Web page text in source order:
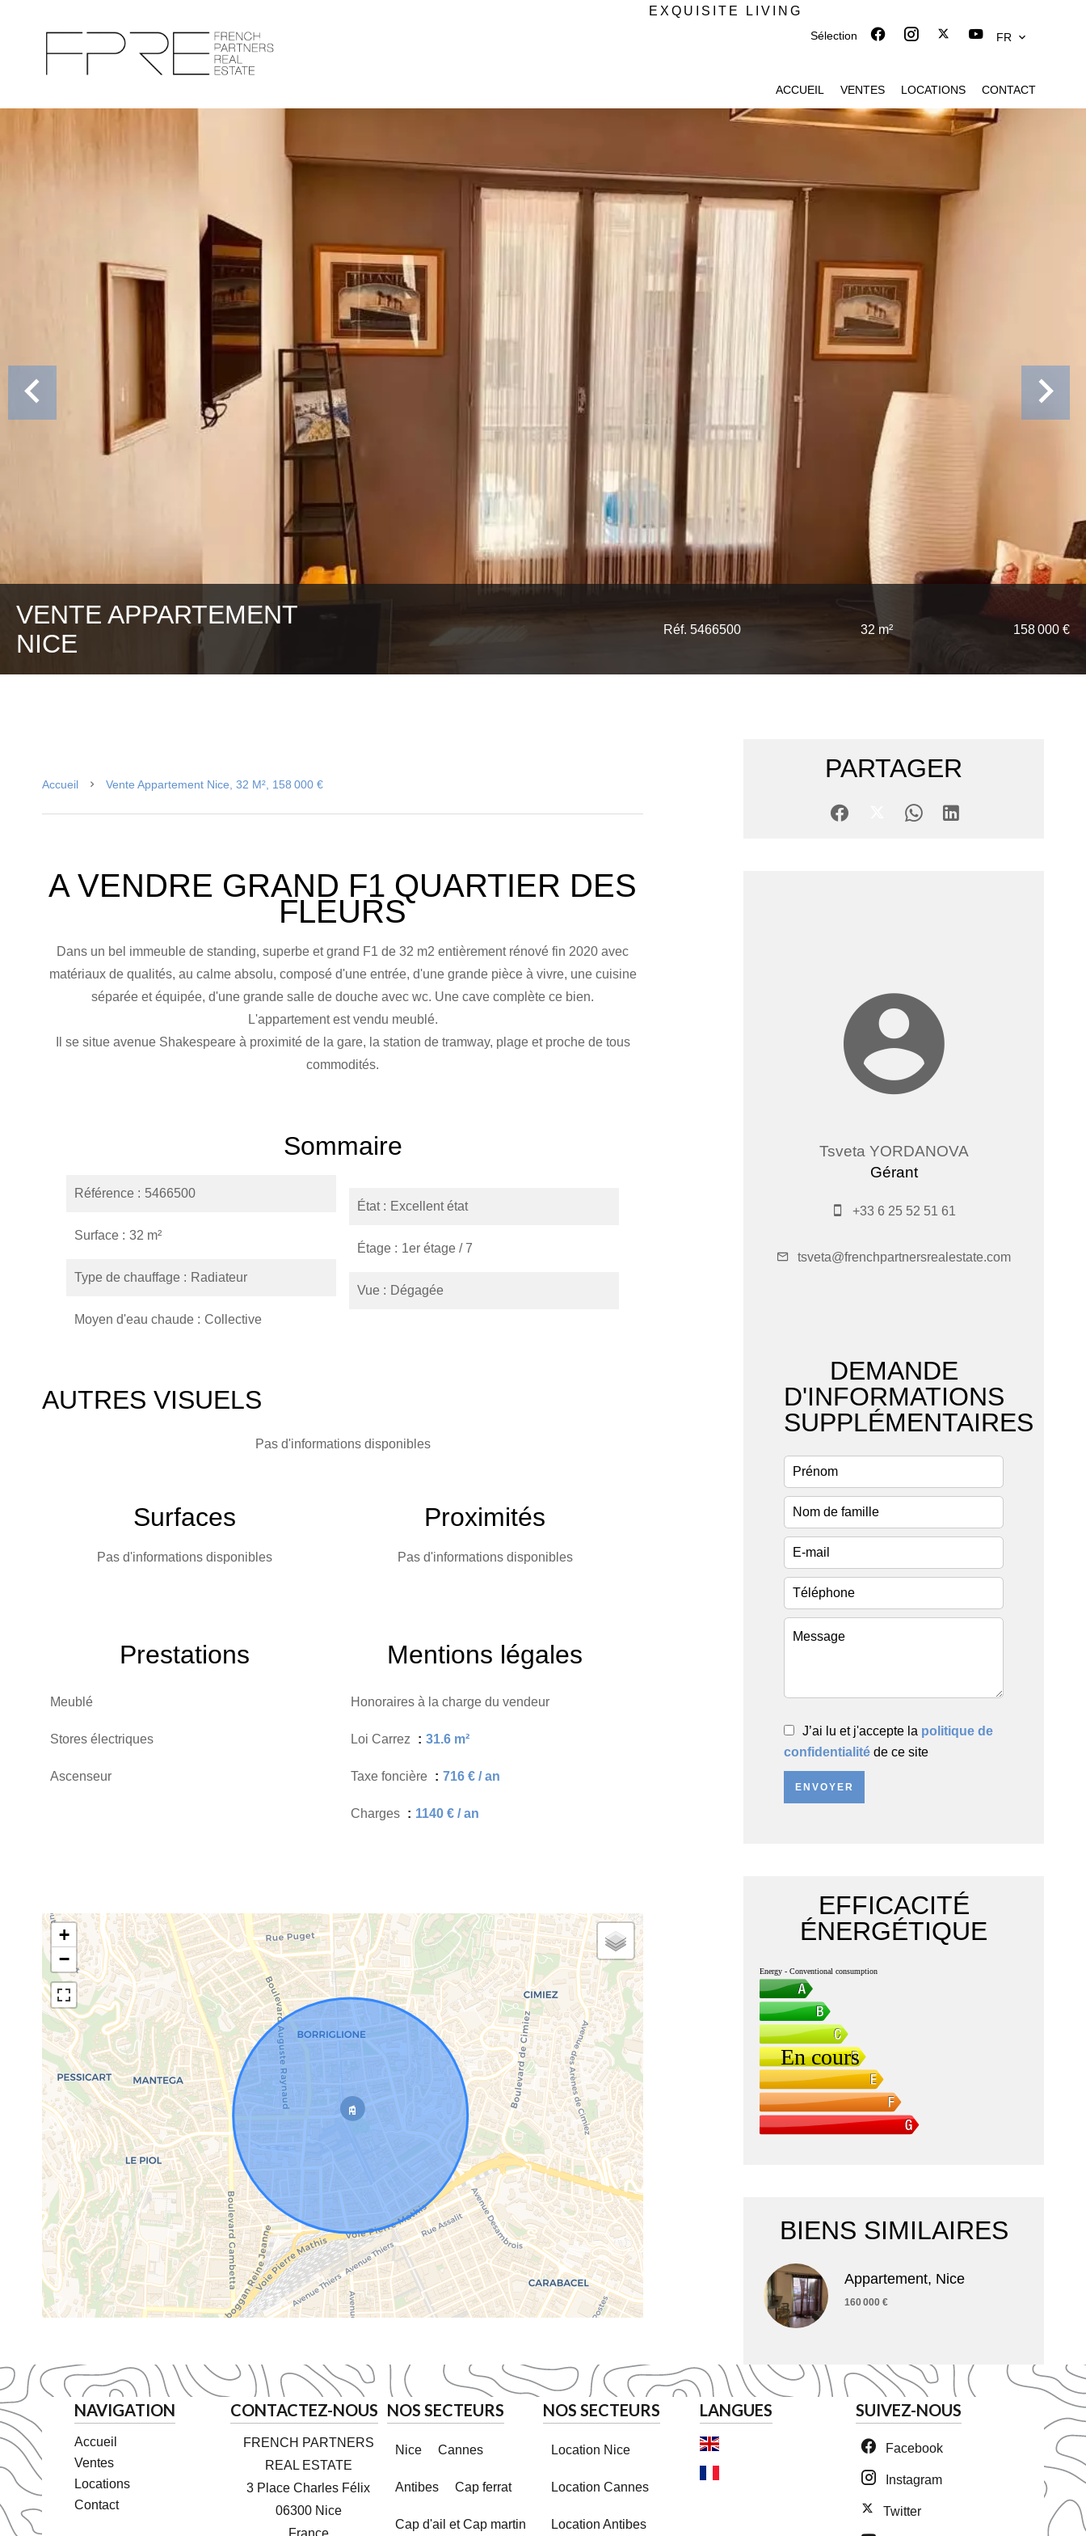
EXQUISITE LIVING
Sélection FR
ACCUEIL VENTES LOCATIONS CONTACT
VENTE APPARTEMENT
NICE
Réf. 5466500 32 m² 158 000 €
Accueil Vente Appartement Nice, 32 M², 158 000 €
A VENDRE GRAND F1 QUARTIER DES
FLEURS
Dans un bel immeuble de standing, superbe et grand F1 de 32 m2 entièrement rénové fin 2020 avec
matériaux de qualités, au calme absolu, composé d'une entrée, d'une grande pièce à vivre, une cuisine
séparée et équipée, d'une grande salle de douche avec wc. Une cave complète ce bien.
L'appartement est vendu meublé.
Il se situe avenue Shakespeare à proximité de la gare, la station de tramway, plage et proche de tous
commodités.
Sommaire
Référence 5466500
Surface 32 m²
Type de chauffage Radiateur
Moyen d'eau chaude Collective
État Excellent état
Étage 1er étage / 7
Vue Dégagée
AUTRES VISUELS
Pas d'informations disponibles
Surfaces
Pas d'informations disponibles
Proximités
Pas d'informations disponibles
Prestations
Meublé
Stores électriques
Ascenseur
Mentions légales
Honoraires à la charge du vendeur
Loi Carrez 31.6 m²
Taxe foncière 716 € / an
Charges 1140 € / an
+
−
PARTAGER
Tsveta YORDANOVA
Gérant
+33 6 25 52 51 61
tsveta@frenchpartnersrealestate.com
DEMANDE
D'INFORMATIONS
SUPPLÉMENTAIRES
J’ai lu et j'accepte la politique de
confidentialité de ce site
ENVOYER
EFFICACITÉ
ÉNERGÉTIQUE
BIENS SIMILAIRES
Appartement, Nice
160 000 €
NAVIGATION
Accueil
Ventes
Locations
Contact
CONTACTEZ-NOUS
FRENCH PARTNERS
REAL ESTATE
3 Place Charles Félix
06300Nice
NOS SECTEURS
Nice Cannes
Antibes Cap ferrat
Cap d'ail et Cap martin
NOS SECTEURS
Location Nice
Location Cannes
Location Antibes
LANGUES SUIVEZ-NOUS
Facebook
Instagram
Twitter